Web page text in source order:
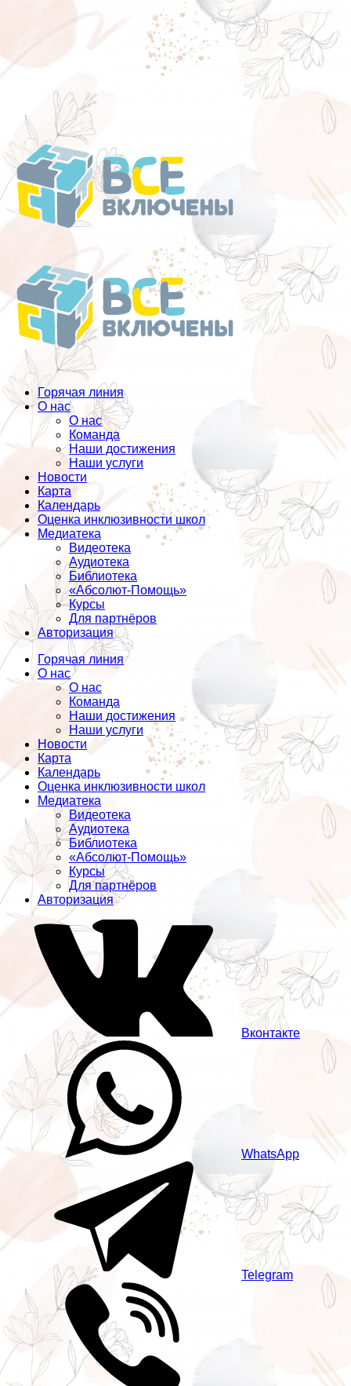
Перейти
к
содержанию
Горячая линия
О нас
О нас
Команда
Наши достижения
Наши услуги
Новости
Карта
Календарь
Оценка инклюзивности школ
Медиатека
Видеотека
Аудиотека
Библиотека
«Абсолют-Помощь»
Курсы
Для партнёров
Авторизация
Горячая линия
О нас
О нас
Команда
Наши достижения
Наши услуги
Новости
Карта
Календарь
Оценка инклюзивности школ
Медиатека
Видеотека
Аудиотека
Библиотека
«Абсолют-Помощь»
Курсы
Для партнёров
Авторизация
Вконтакте
WhatsApp
Telegram